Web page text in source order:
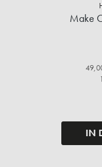
Make
IN